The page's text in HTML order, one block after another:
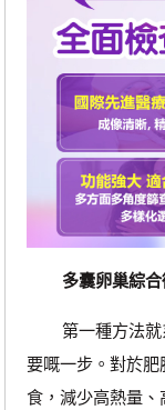
多囊卵巢綜
第一種方法就
要嘅一步。對於
食，減少高熱量、